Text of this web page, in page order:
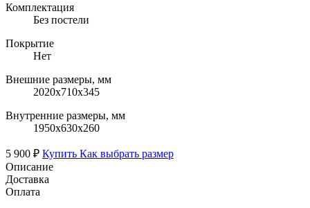
Комплектация
Без постели
Покрытие
Нет
Внешние размеры, мм
2020х710х345
Внутренние размеры, мм
1950х630х260
5 900 ₽ Купить Как выбрать размер
Описание
Доставка
Оплата